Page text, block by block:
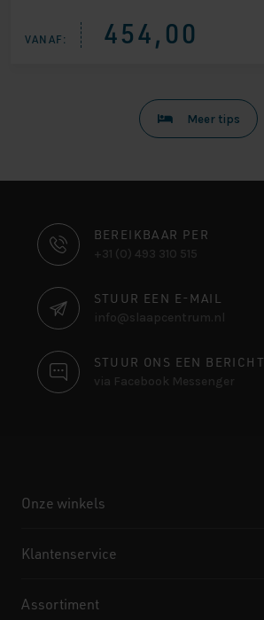
VANAF: 454,00
Meer tips
CONTACT
INFORMATIE
BEREIKBAAR PER
+31 (0) 493 310 515
STUUR EEN E-MAIL
info@slaapcentrum.nl
STUUR ONS EEN BERICHT
via Facebook Messenger
Onze winkels
Klantenservice
Assortiment